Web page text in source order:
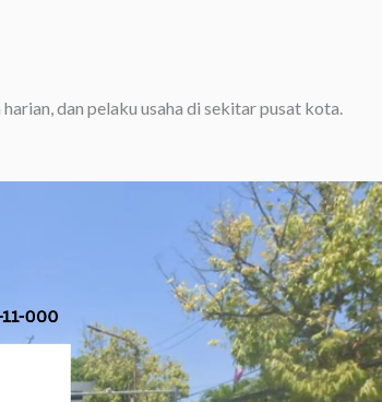
dan pelaku usaha di sekitar pusat kota.